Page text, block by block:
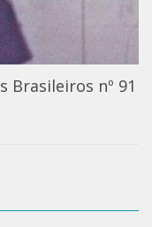
Brasileiros nº 91